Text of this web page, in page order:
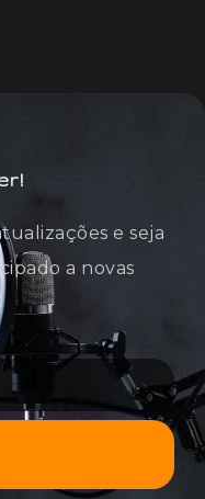
e seja
a novas